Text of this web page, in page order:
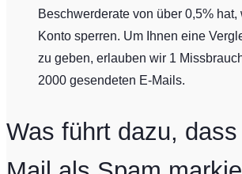
Beschwerderate von über 0,5%
Konto sperren. Um Ihnen eine
zu geben, erlauben wir 1
2000 gesendeten E-Mails.
Was führt dazu,